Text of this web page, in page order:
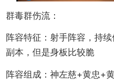
群毒群伤流：
阵容特征：射手阵容，持
副本，但是身板比较脆
阵容组成：神左慈+黄忠+